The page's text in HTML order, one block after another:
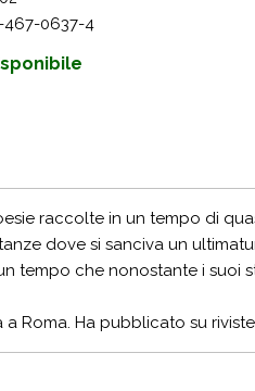
467-0637-4
raccolte in un tempo di
dove si sanciva un
tempo che nonostante i suoi
Roma. Ha pubblicato su